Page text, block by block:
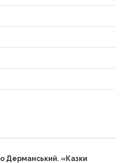
Дерманський. «Казки